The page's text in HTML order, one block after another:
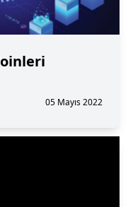
05 Mayıs 2022